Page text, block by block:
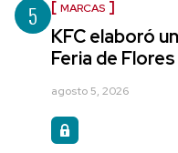
5 MARCAS
KFC elaboró
Feria de Flores
agosto 5, 2026